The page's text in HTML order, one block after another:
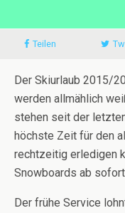
Teilen
Der Skiurlaub 2015/
werden allmählich
stehen seit der
höchste Zeit für den
rechtzeitig erledigen
Snowboards ab
Der frühe Service